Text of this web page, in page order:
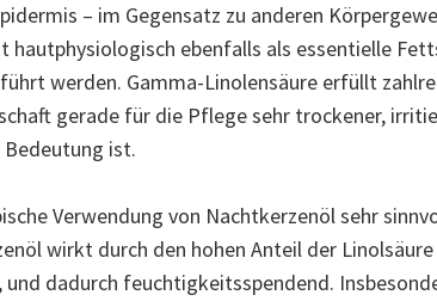
– im Gegensatz zu anderen
hautphysiologisch ebenfalls als essentielle
werden. Gamma-Linolensäure erfüllt
gerade für die Pflege sehr trockener,
ist.
Verwendung von Nachtkerzenöl sehr
wirkt durch den hohen Anteil der
dadurch feuchtigkeitsspendend.